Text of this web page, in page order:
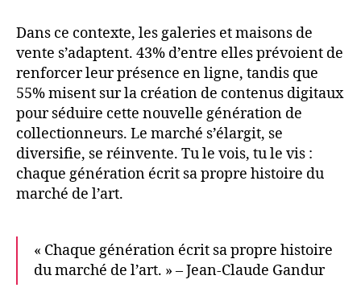
Dans ce contexte, les galeries et maisons de
vente s’adaptent. 43% d’entre elles prévoient de
renforcer leur présence en ligne, tandis que
55% misent sur la création de contenus digitaux
pour séduire cette nouvelle génération de
collectionneurs. Le marché s’élargit, se
diversifie, se réinvente. Tu le vois, tu le vis :
chaque génération écrit sa propre histoire du
marché de l’art.
« Chaque génération écrit sa propre histoire
du marché de l’art. » – Jean-Claude Gandur